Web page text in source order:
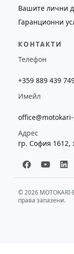
Вашите лични
Гаранционни
КОНТАКТИ
Телефон
+359 889 439
Имейл
Адрес
гр. София 1612,
F
a
c
b
o
Y
o
u
u
b
L
i
n
e
d
© 2026 MOTOKARI-
права запазени.